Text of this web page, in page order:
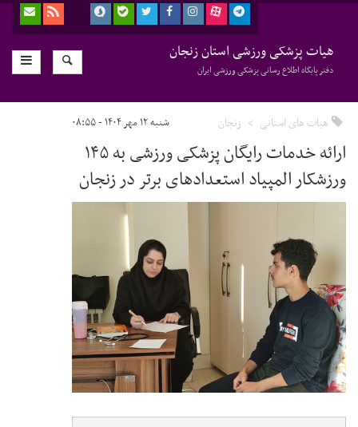
هیات پزشکی ورزشی استان زنجان
دفتر پایگاه اطلاع رسانی پزشکی ورزشی ایران
هیات های استانی زنجان شنبه ۱۲ مهر ۱۴۰۴ - ۰۸:۵۵
ارائه خدمات رایگان پزشکی ورزشی به ۱۴۵
ورزشکار المپیاد استعدادهای برتر در زنجان